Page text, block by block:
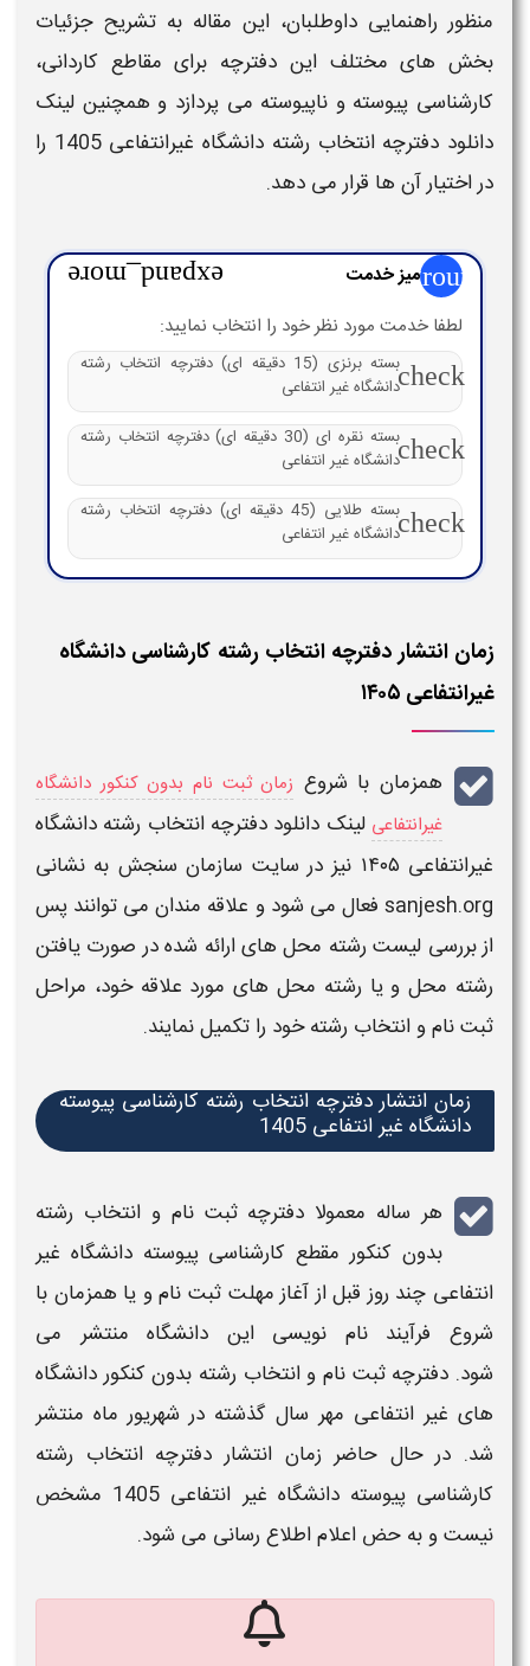
منظور راهنمایی داوطلبان، این مقاله به تشریح جزئیات
بخش‌ های مختلف این دفترچه برای مقاطع کاردانی،
کارشناسی پیوسته و ناپیوسته می‌ پردازد و همچنین لینک
دانلود دفترچه انتخاب رشته دانشگاه غیرانتفاعی 1405
را
در اختیار آن ها قرار می دهد.
groupمیز خدمت expand_more
لطفا خدمت مورد نظر خود را انتخاب نمایید:
check
بسته برنزی (15 دقیقه ای) دفترچه انتخاب رشته
دانشگاه غیر انتفاعی
check
بسته نقره ای (30 دقیقه ای) دفترچه انتخاب رشته
دانشگاه غیر انتفاعی
check
بسته طلایی (45 دقیقه ای) دفترچه انتخاب رشته
دانشگاه غیر انتفاعی
زمان انتشار دفترچه انتخاب رشته کارشناسی دانشگاه
غیرانتفاعی ۱۴۰۵
همزمان با شروع زمان ثبت نام بدون کنکور دانشگاه
غیرانتفاعی لینک دانلود دفترچه انتخاب رشته دانشگاه
غیرانتفاعی ۱۴۰۵ نیز در سایت سازمان سنجش به نشانی
sanjesh.org فعال می شود و علاقه مندان می توانند پس
از بررسی لیست رشته محل های ارائه شده در صورت یافتن
رشته محل و یا رشته محل های مورد علاقه خود، مراحل
ثبت ناموانتخاب رشتهخود را تکمیل نمایند.
زمان انتشار دفترچه انتخاب رشته کارشناسی پیوسته
دانشگاه غیر انتفاعی 1405
هر ساله معمولا دفترچه ثبت نام و انتخاب رشته
بدون کنکور مقطع کارشناسی پیوسته دانشگاه غیر
انتفاعی چند روز قبل از آغاز مهلت ثبت نامو یا همزمان با
شروع فرآیند نام نویسی این دانشگاه منتشر می
شود. دفترچه ثبت ناموانتخاب رشته بدون کنکوردانشگاه
های غیر انتفاعی مهر سال گذشته در شهریور ماه منتشر
شد. در حال حاضر زمان انتشار دفترچه انتخاب رشته
کارشناسی پیوسته دانشگاه غیر انتفاعی 1405
مشخص
نیست و به حض اعلام اطلاع رسانی می شود.